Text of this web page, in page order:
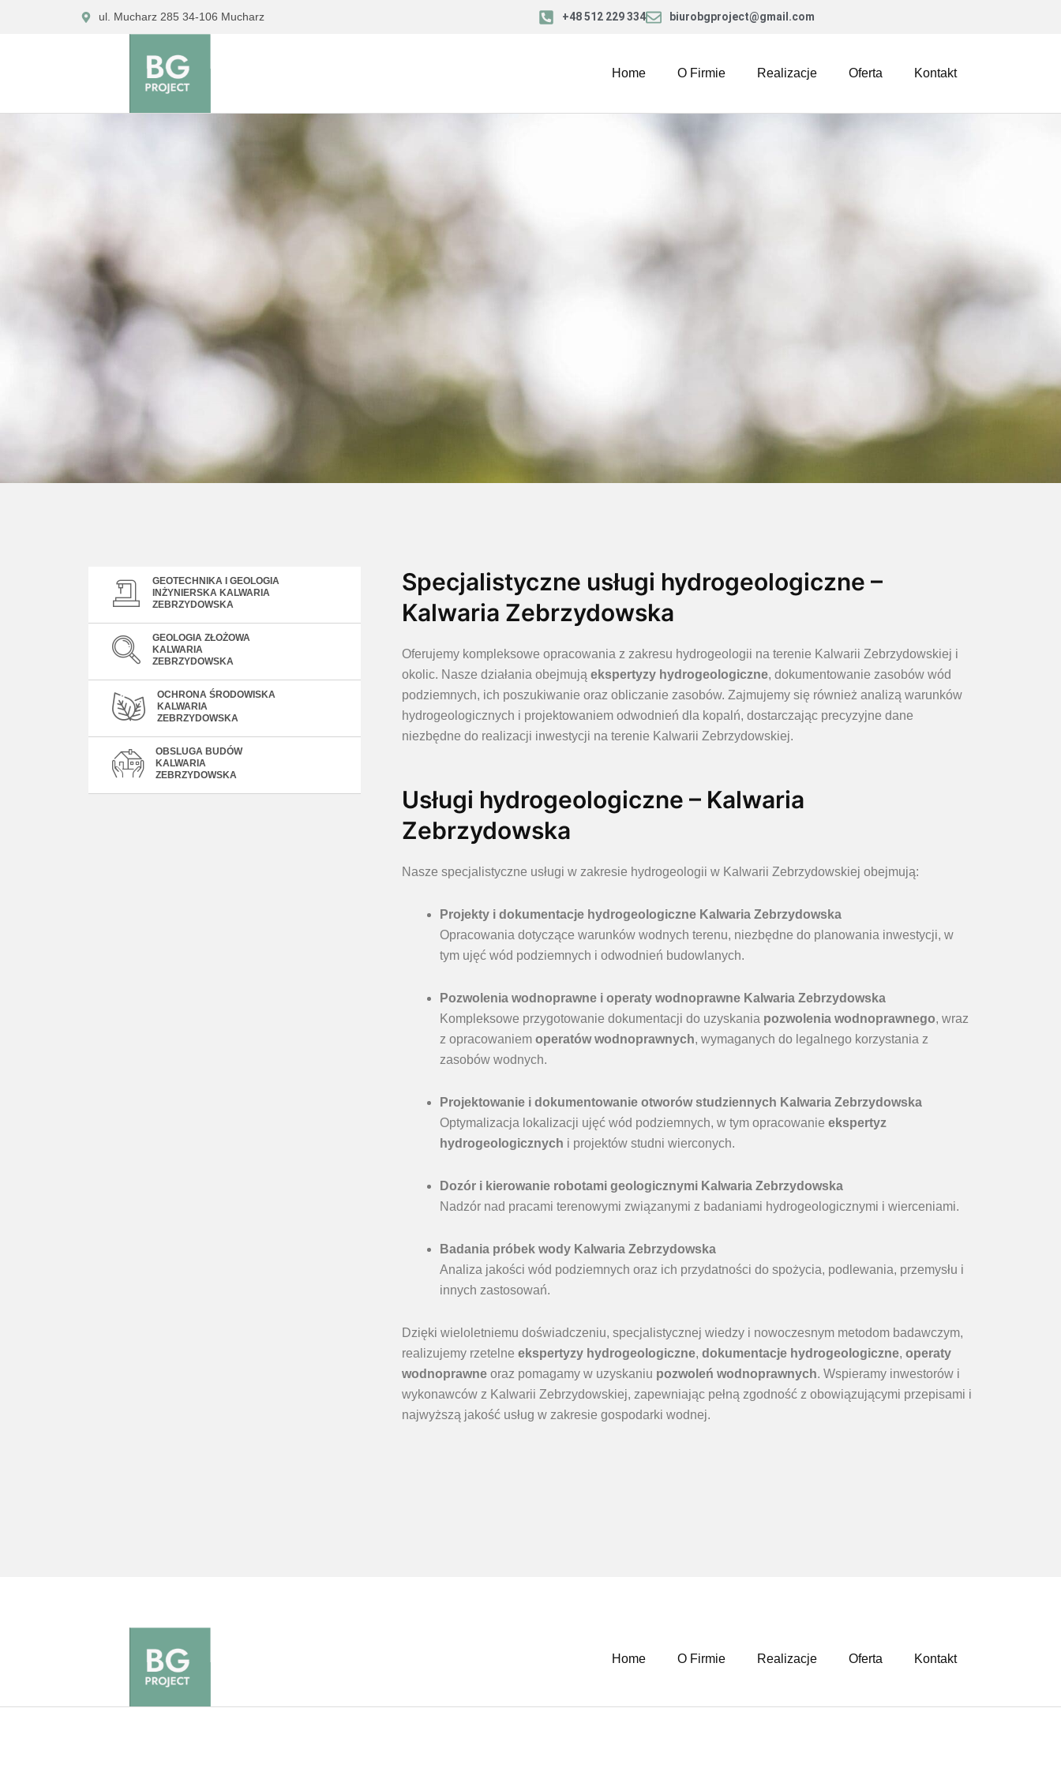
ul. Mucharz 285 34-106 Mucharz +48 512 229 334 biurobgproject@gmail.com
Home O Firmie Realizacje Oferta Kontakt
GEOTECHNIKA I GEOLOGIA
INŻYNIERSKA KALWARIA
ZEBRZYDOWSKA
GEOLOGIA ZŁOŻOWA
KALWARIA
ZEBRZYDOWSKA
OCHRONA ŚRODOWISKA
KALWARIA
ZEBRZYDOWSKA
OBSLUGA BUDÓW
KALWARIA
ZEBRZYDOWSKA
Specjalistyczne usługi hydrogeologiczne –
Kalwaria Zebrzydowska
Oferujemy kompleksowe opracowania z zakresu hydrogeologii na terenie Kalwarii Zebrzydowskiej i
okolic. Nasze działania obejmują ekspertyzy hydrogeologiczne, dokumentowanie zasobów wód
podziemnych, ich poszukiwanie oraz obliczanie zasobów. Zajmujemy się również analizą warunków
hydrogeologicznych i projektowaniem odwodnień dla kopalń, dostarczając precyzyjne dane
niezbędne do realizacji inwestycji na terenie Kalwarii Zebrzydowskiej.
Usługi hydrogeologiczne – Kalwaria
Zebrzydowska
Nasze specjalistyczne usługi w zakresie hydrogeologii w Kalwarii Zebrzydowskiej obejmują:
Projekty i dokumentacje hydrogeologiczne Kalwaria Zebrzydowska
Opracowania dotyczące warunków wodnych terenu, niezbędne do planowania inwestycji, w
tym ujęć wód podziemnych i odwodnień budowlanych.
Pozwolenia wodnoprawne i operaty wodnoprawne Kalwaria Zebrzydowska
Kompleksowe przygotowanie dokumentacji do uzyskania pozwolenia wodnoprawnego, wraz
z opracowaniem operatów wodnoprawnych, wymaganych do legalnego korzystania z
zasobów wodnych.
Projektowanie i dokumentowanie otworów studziennych Kalwaria Zebrzydowska
Optymalizacja lokalizacji ujęć wód podziemnych, w tym opracowanie ekspertyz
hydrogeologicznych i projektów studni wierconych.
Dozór i kierowanie robotami geologicznymi Kalwaria Zebrzydowska
Nadzór nad pracami terenowymi związanymi z badaniami hydrogeologicznymi i wierceniami.
Badania próbek wody Kalwaria Zebrzydowska
Analiza jakości wód podziemnych oraz ich przydatności do spożycia, podlewania, przemysłu i
innych zastosowań.
Dzięki wieloletniemu doświadczeniu, specjalistycznej wiedzy i nowoczesnym metodom badawczym,
realizujemy rzetelne ekspertyzy hydrogeologiczne, dokumentacje hydrogeologiczne, operaty
wodnoprawneoraz pomagamy w uzyskaniu pozwoleń wodnoprawnych. Wspieramy inwestorów i
wykonawców z Kalwarii Zebrzydowskiej, zapewniając pełną zgodność z obowiązującymi przepisami i
najwyższą jakość usług w zakresie gospodarki wodnej.
Home O Firmie Realizacje Oferta Kontakt